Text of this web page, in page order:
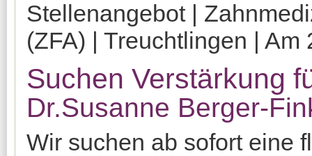
Stellenangebot |
(ZFA) | Treuchtlingen |
Suchen Verstärkung
Dr.Susanne Berger-
Wir suchen ab sofort eine